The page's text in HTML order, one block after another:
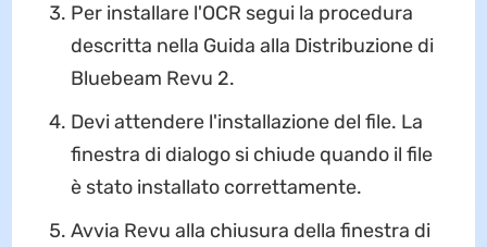
Per installare l'OCR segui la procedura
descritta nella Guida alla Distribuzione di
Bluebeam Revu 2.
Devi attendere l'installazione del file. La
finestra di dialogo si chiude quando il file
è stato installato correttamente.
Avvia Revu alla chiusura della finestra di